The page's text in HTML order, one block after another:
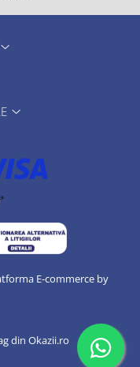
E-commerce by